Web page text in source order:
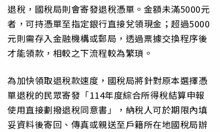
退稅，國稅局則會寄發退稅憑單。金額未滿5000元
者，可持憑單至指定銀行直接兌領現金；超過5000
元則需存入金融機構或郵局，透過票據交換程序後
才能領款，相較之下流程較為繁瑣。
為加快領取退稅款速度，國稅局將針對原本選擇憑
單退稅的民眾寄發「114年度綜合所得稅結算申報
使用直接劃撥退稅同意書」，納稅人可於期限內填
妥資料後寄回、傳真或親送至戶籍所在地國稅局辦